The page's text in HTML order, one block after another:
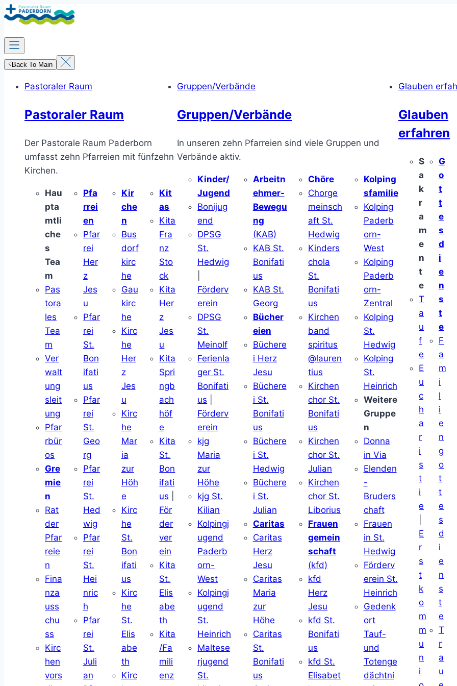
Zum
Inhalt
springen
Back To Main
Pastoraler Raum
Pastoraler Raum
Der Pastorale Raum Paderborn
umfasst zehn Pfarreien mit fünfzehn
Kirchen.
Hau
pta
mtli
che
s
Tea
m
Pas
tora
les
Tea
m
Ver
walt
ung
sleit
ung
Pfar
rbür
os
Gre
mie
n
Rat
der
Pfar
reie
n
Fina
nza
uss
chu
ss
Kirc
hen
vors
Pfa
rrei
en
Pfar
rei
Her
z
Jes
u
Pfar
rei
St.
Bon
ifati
us
Pfar
rei
St.
Geo
rg
Pfar
rei
St.
Hed
wig
Pfar
rei
St.
Hei
nric
h
Pfar
rei
St.
Juli
an
Kir
che
n
Bus
dorf
kirc
he
Gau
kirc
he
Kirc
he
Her
z
Jes
u
Kirc
he
Mar
ia
zur
Höh
e
Kirc
he
St.
Bon
ifati
us
Kirc
he
St.
Elis
abe
th
Kirc
Kit
as
Kita
Fra
nz
Sto
ck
Kita
Her
z
Jes
u
Kita
Spri
ngb
ach
höf
e
Kita
St.
Bon
ifati
us
För
der
ver
ein
Kita
St.
Elis
abe
th
Kita
/Fa
mili
enz
Gruppen/Verbände
Gruppen/Verbände
In unseren zehn Pfarreien sind viele Gruppen und
Verbände aktiv.
Kinder/
Jugend
Bonijug
end
DPSG
St.
Hedwig
Förderv
erein
DPSG
St.
Meinolf
Ferienla
ger St.
Bonifati
us
Förderv
erein
kjg
Maria
zur
Höhe
kjg St.
Kilian
Kolpingj
ugend
Paderb
orn-
West
Kolpingj
ugend
St.
Heinrich
Maltese
rjugend
St.
Arbeitn
ehmer-
Bewegu
ng
(KAB)
KAB St.
Bonifati
us
KAB St.
Georg
Bücher
eien
Büchere
i Herz
Jesu
Büchere
i St.
Bonifati
us
Büchere
i St.
Hedwig
Büchere
i St.
Julian
Caritas
Caritas
Herz
Jesu
Caritas
Maria
zur
Höhe
Caritas
St.
Bonifati
us
Chöre
Chorge
meinsch
aft St.
Hedwig
Kinders
chola
St.
Bonifati
us
Kirchen
band
spiritus
@lauren
tius
Kirchen
chor St.
Bonifati
us
Kirchen
chor St.
Julian
Kirchen
chor St.
Liborius
Frauen
gemein
schaft
(kfd)
kfd
Herz
Jesu
kfd St.
Bonifati
us
kfd St.
Elisabet
Kolping
sfamilie
Kolping
Paderb
orn-
West
Kolping
Paderb
orn-
Zentral
Kolping
St.
Hedwig
Kolping
St.
Heinrich
Weitere
Gruppe
n
Donna
in Via
Elenden
-
Bruders
chaft
Frauen
in St.
Hedwig
Förderv
erein St.
Heinrich
Gedenk
ort
Tauf-
und
Totenge
dächtni
Glauben
Glauben
erfahren
S
a
k
r
a
m
e
n
t
e
T
a
u
f
e
E
u
c
h
a
r
i
s
t
i
e
E
r
s
t
k
o
m
m
u
n
i
G
o
t
t
e
s
d
i
e
n
s
t
e
F
a
m
i
l
i
e
n
g
o
t
t
e
s
d
i
e
n
s
t
e
T
r
a
u